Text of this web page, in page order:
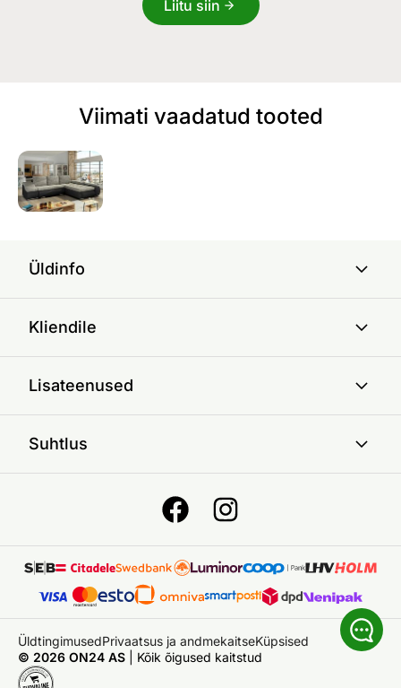
Liitu siin
Viimati vaadatud tooted
Üldinfo
Kliendile
Lisateenused
Suhtlus
© 2026 ON24 AS Kõik õigused kaitstud
ÜldtingimusedPrivaatsus ja andmekaitseKüpsised